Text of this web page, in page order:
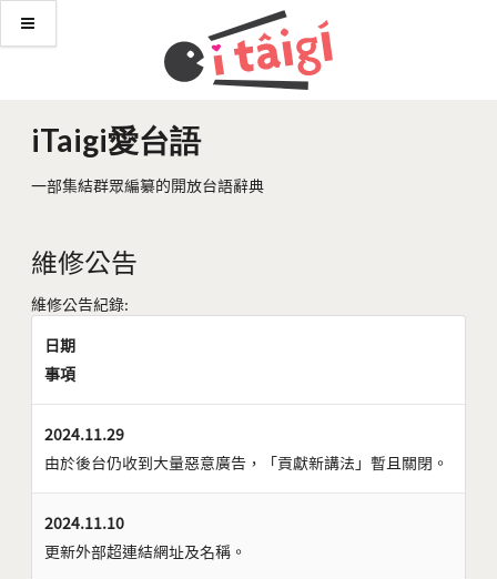
iTaigi愛台語
一部集結群眾編纂的開放台語辭典
維修公告
維修公告紀錄:
日期
事項
2024.11.29
由於後台仍收到大量惡意廣告，「貢獻新講法」暫且關閉。
2024.11.10
更新外部超連結網址及名稱。